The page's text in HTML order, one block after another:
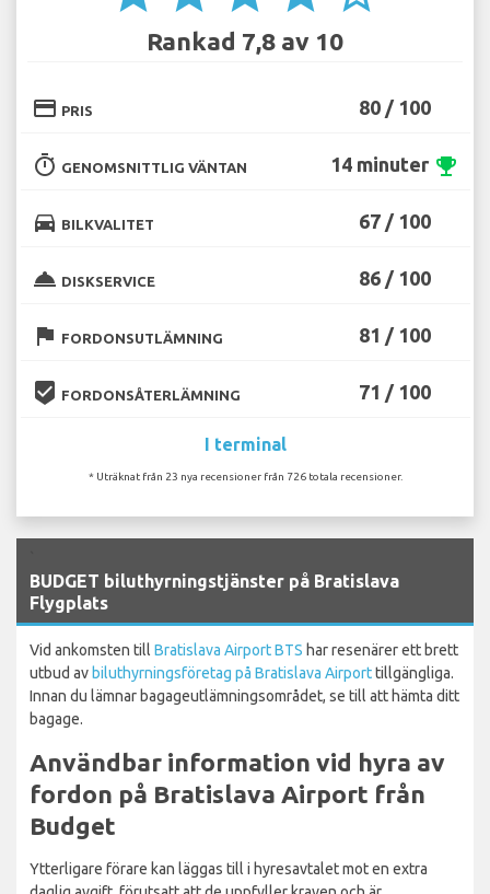
Rankad 7,8 av 10
credit_card PRIS 80 / 100
timer GENOMSNITTLIG VÄNTAN 14 minuter emoji_events
directions_car BILKVALITET 67 / 100
room_service DISKSERVICE 86 / 100
flag FORDONSUTLÄMNING 81 / 100
beenhere FORDONSÅTERLÄMNING 71 / 100
I terminal
* Uträknat från 23 nya recensioner från 726 totala recensioner.
BUDGET biluthyrningstjänster på Bratislava
Flygplats
Vid ankomsten till Bratislava Airport BTS har resenärer ett brett
utbud avbiluthyrningsföretag på Bratislava Airporttillgängliga.
Innan du lämnar bagageutlämningsområdet, se till att hämta ditt
bagage.
Användbar information vid hyra av
fordon på Bratislava Airport från
Budget
Ytterligare förare kan läggas till i hyresavtalet mot en extra